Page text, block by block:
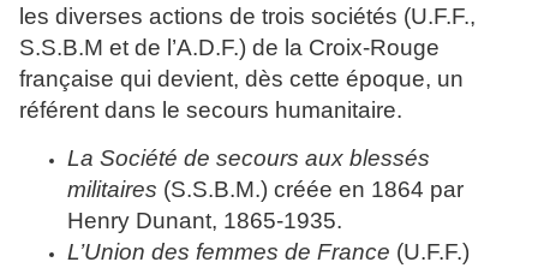
les diverses actions de trois sociétés (U.F.F.,
S.S.B.M et de l’A.D.F.) de la Croix-Rouge
française qui devient, dès cette époque, un
référent dans le secours humanitaire.
La Société de secours aux blessés
militaires (S.S.B.M.) créée en 1864 par
Henry Dunant, 1865-1935.
L’Union des femmes de France (U.F.F.)